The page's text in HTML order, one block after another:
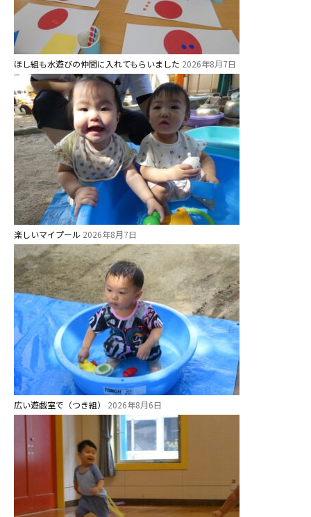
ほし組も水遊びの仲間に入れてもらいました 2026年8月7日
楽しいマイプール 2026年8月7日
広い遊戯室で（つき組） 2026年8月6日
美⽊多チコス
美⽊多チコスについて
美⽊多チコスブログ
未就園児クラス
0歳親子登園［マカロンクラス ]
1歳・2歳親子登園［マリポサクラ
ス ]
2歳児ひとり登園［ゆず組 ]
グループ施設・
関係先リンク
学校法⼈鴨⾕学園 鳳幼稚園
学校法⼈諏訪森学園 諏訪森幼稚
園
⼤阪府私⽴幼稚園連盟
社会福祉法人野田福祉会